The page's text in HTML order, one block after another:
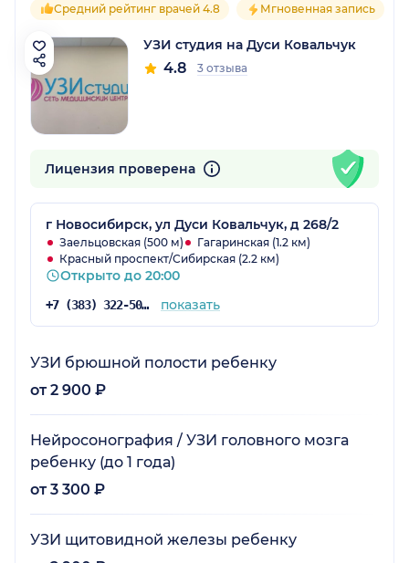
Средний рейтинг врачей 4.8 Мгновенная запись
УЗИ студия на Дуси Ковальчук
4.8 3 отзыва
Лицензия проверена
г Новосибирск, ул Дуси Ковальчук, д 268/2
Заельцовская (500 м)
Гагаринская (1.2 км)
Красный проспект/Сибирская (2.2 км)
Открыто до 20:00
+7 (383) 322-50-35 показать
УЗИ брюшной полости ребенку
от 2 900 ₽
Нейросонография / УЗИ головного мозга
ребенку (до 1 года)
от 3 300 ₽
УЗИ щитовидной железы ребенку